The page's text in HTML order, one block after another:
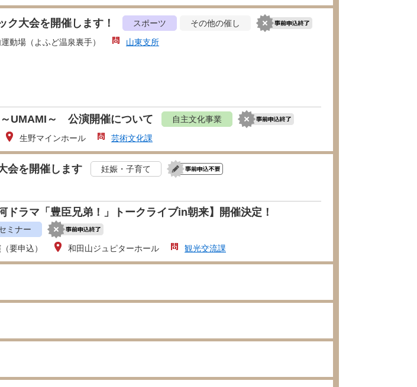
大会を開催します！ スポーツ
その他の催し
動場（よふど温泉裏手） 山東支所
UMAMI～ 公演開催について
自主文化事業
生野マインホール 芸術文化課
会を開催します
妊娠・子育て
ラマ「豊臣兄弟！」トークライブin朝来】開催決定！
ミナー
要申込）
和田山ジュピターホール 観光交流課